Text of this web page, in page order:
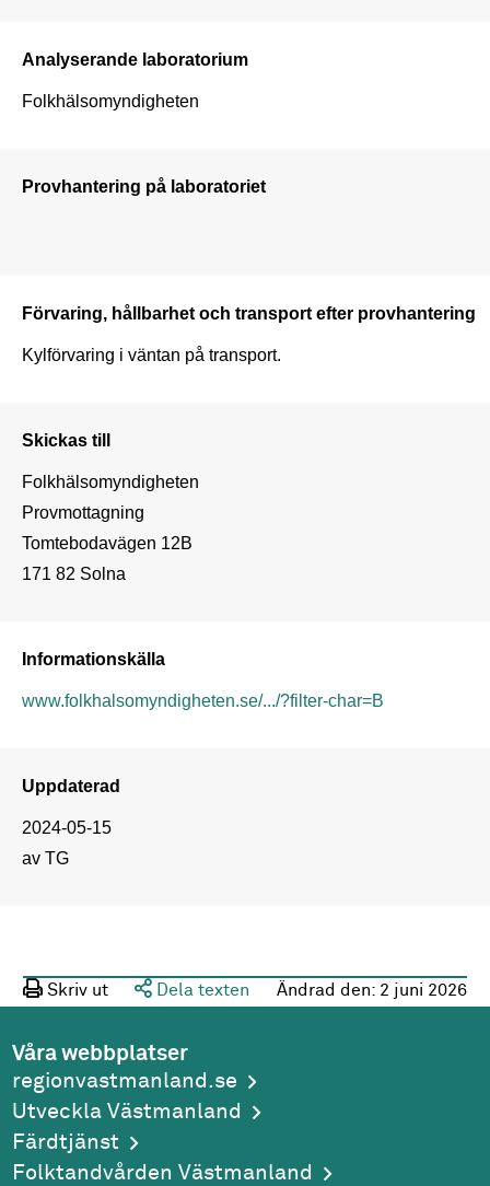
Analyserande laboratorium
Folkhälsomyndigheten
Provhantering på laboratoriet
Förvaring, hållbarhet och transport efter provhantering
Kylförvaring i väntan på transport.
Skickas till
Folkhälsomyndigheten
Provmottagning
Tomtebodavägen 12B
Informationskälla
www.folkhalsomyndigheten.se/.../?filter-char=B
Uppdaterad
2024-05-15
av TG
Skriv ut Dela texten Ändrad den: 2 juni 2026
Våra webbplatser
regionvastmanland.se
Utveckla Västmanland
Färdtjänst
Folktandvården Västmanland